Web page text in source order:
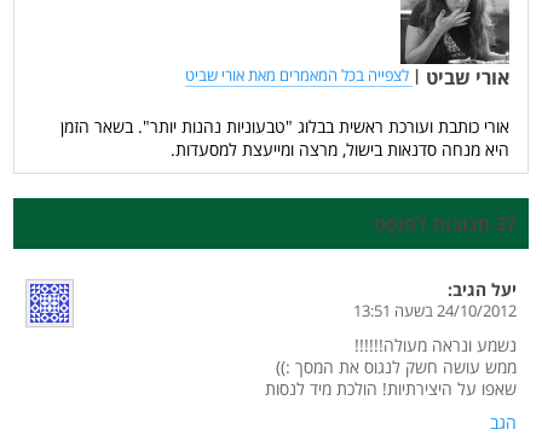
אורי שביט | לצפייה בכל המאמרים מאת אורי שביט
אורי כותבת ועורכת ראשית בבלוג "טבעוניות נהנות יותר". בשאר הזמן
היא מנחה סדנאות בישול, מרצה ומייעצת למסעדות.
37 תגובות לפוסט
יעל הגיב:
24/10/2012 בשעה 13:51
נשמע ונראה מעולה!!!!!!
ממש עושה חשק לנגוס את המסך :))
שאפו על היצירתיות! הולכת מיד לנסות
הגב